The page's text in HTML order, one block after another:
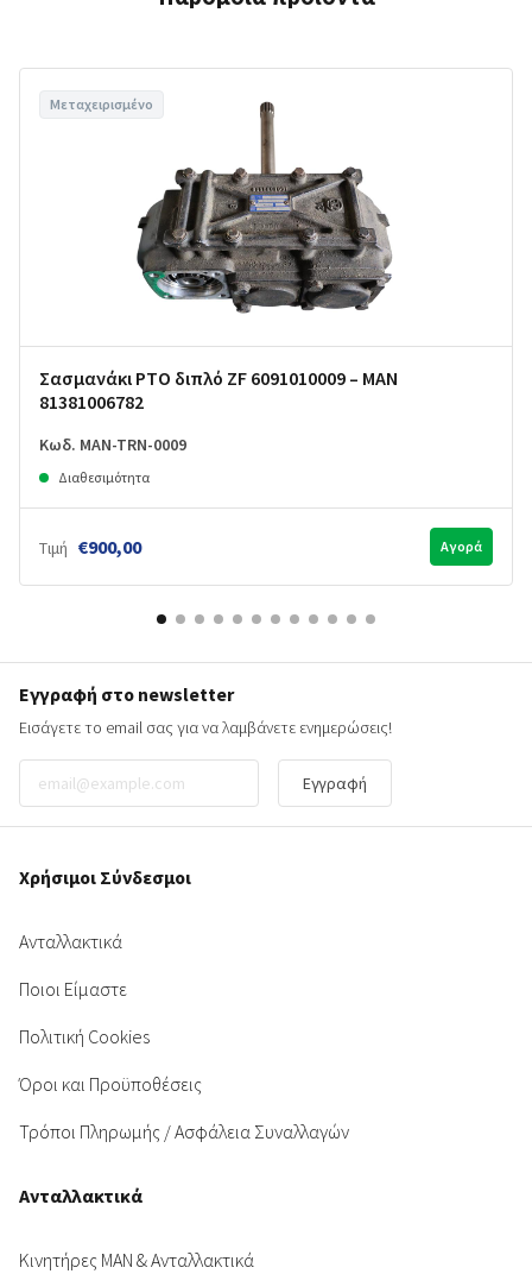
Μεταχειρισμένο
Σασμανάκι PTO διπλό ZF 6091010009 – MAN
81381006782
Κωδ. MAN-TRN-0009
Διαθεσιμότητα
Τιμή €900,00 Αγορά
Εγγραφή στο newsletter
Εισάγετε το email σας για να λαμβάνετε ενημερώσεις!
Εγγραφή
Χρήσιμοι Σύνδεσμοι
Ανταλλακτικά
Ποιοι Είμαστε
Πολιτική Cookies
Όροι και Προϋποθέσεις
Τρόποι Πληρωμής / Ασφάλεια Συναλλαγών
Ανταλλακτικά
Κινητήρες MAN & Ανταλλακτικά